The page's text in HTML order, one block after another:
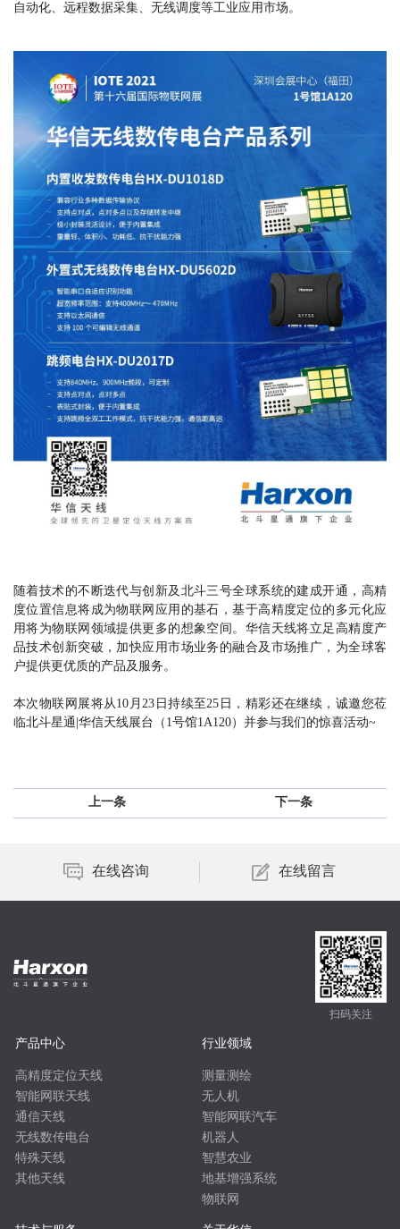
自动化、远程数据采集、无线调度等工业应用市场。
随着技术的不断迭代与创新及北斗三号全球系统的建成开通，高精
度位置信息将成为物联网应用的基石，基于高精度定位的多元化应
用将为物联网领域提供更多的想象空间。华信天线将立足高精度产
品技术创新突破，加快应用市场业务的融合及市场推广，为全球客
户提供更优质的产品及服务。
本次物联网展将从10月23日持续至25日，精彩还在继续，诚邀您莅
临北斗星通|华信天线展台（1号馆1A120）并参与我们的惊喜活动~
上一条 下一条
在线咨询 在线留言
扫码关注
产品中心
高精度定位天线
智能网联天线
通信天线
无线数传电台
特殊天线
其他天线
行业领域
测量测绘
无人机
智能网联汽车
机器人
智慧农业
地基增强系统
物联网